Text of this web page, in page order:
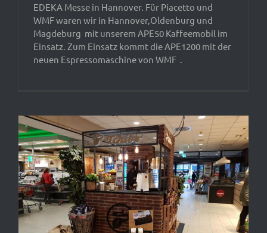
EDEKA Messe in Hannover. Für Piacetto und
WMF waren wir in Hannover,Oldenburg und
Magdeburg mit unserem APE50 Kaffeemobil im
Einsatz. Zum Einsatz kommt die APE1200 mit der
neuen Espressomaschine von WMF .